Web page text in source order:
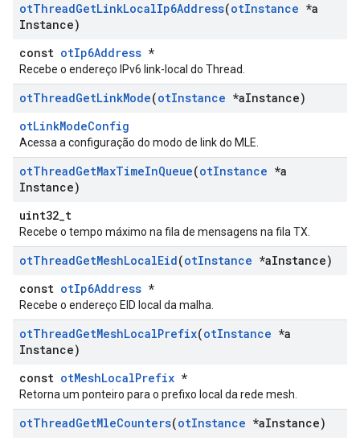
otThreadGetLinkLocalIp6Address(otInstance *a
Instance)
const otIp6Address *
Recebe o endereço IPv6 link-local do Thread.
otThreadGetLinkMode(otInstance *aInstance)
otLinkModeConfig
Acessa a configuração do modo de link do MLE.
otThreadGetMaxTimeInQueue(otInstance *a
Instance)
uint32_t
Recebe o tempo máximo na fila de mensagens na fila TX.
otThreadGetMeshLocalEid(otInstance *aInstance)
const otIp6Address *
Recebe o endereço EID local da malha.
otThreadGetMeshLocalPrefix(otInstance *a
Instance)
const otMeshLocalPrefix *
Retorna um ponteiro para o prefixo local da rede mesh.
otThreadGetMleCounters(otInstance *aInstance)